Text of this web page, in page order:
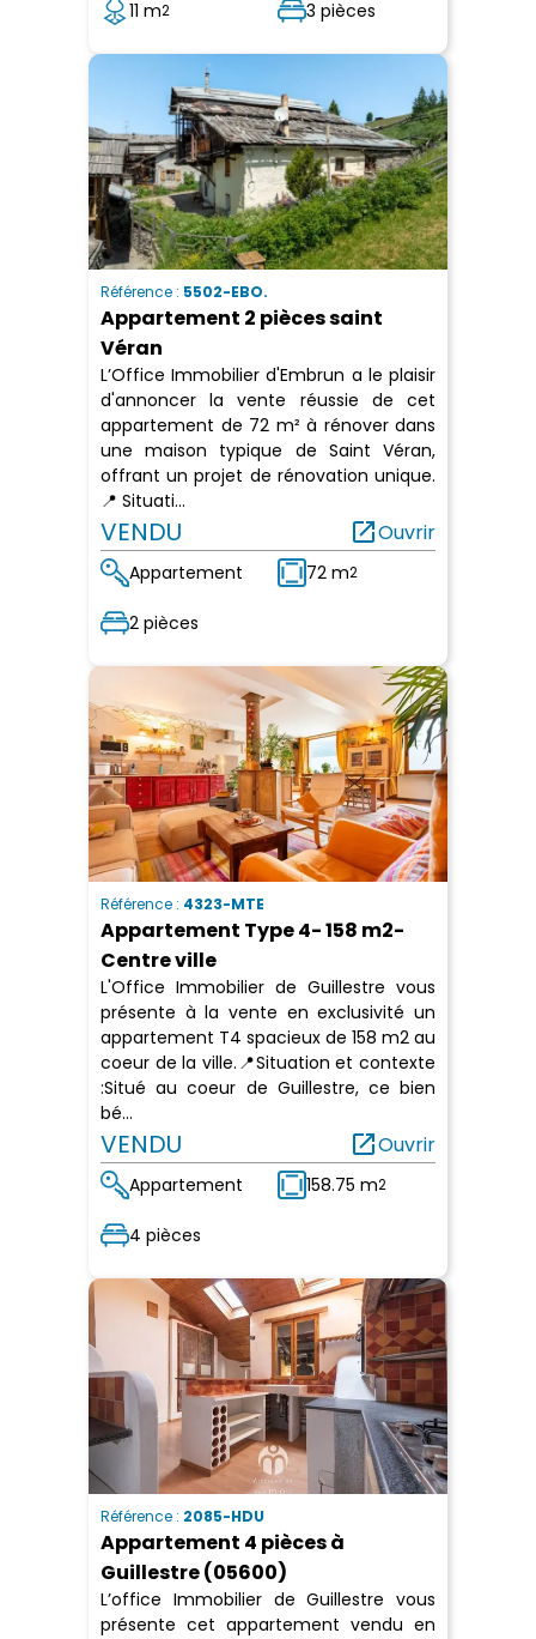
11 m2 3 pièces
Référence : 5502-EBO.
Appartement 2 pièces saint
Véran
L’Office Immobilier d'Embrun a le plaisir
d'annoncer la vente réussie de cet
appartement de 72 m² à rénover dans
une maison typique de Saint Véran,
offrant un projet de rénovation unique.
📍 Situati...
VENDU open_in_newOuvrir
Appartement 72 m2
2 pièces
Référence : 4323-MTE
Appartement Type 4- 158 m2-
Centre ville
L'Office Immobilier de Guillestre vous
présente à la vente en exclusivité un
appartement T4 spacieux de 158 m2 au
coeur de la ville.📍Situation et contexte
:Situé au coeur de Guillestre, ce bien
bé...
VENDU open_in_newOuvrir
Appartement 158.75 m2
4 pièces
Référence : 2085-HDU
Appartement 4 pièces à
Guillestre (05600)
L’office Immobilier de Guillestre vous
présente cet appartement vendu en